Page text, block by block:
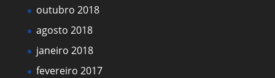
outubro 2018
agosto 2018
janeiro 2018
fevereiro 2017